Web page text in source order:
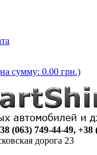
сумму: 0.00 грн.)
(063) 749-44-49, +38
дорога 23